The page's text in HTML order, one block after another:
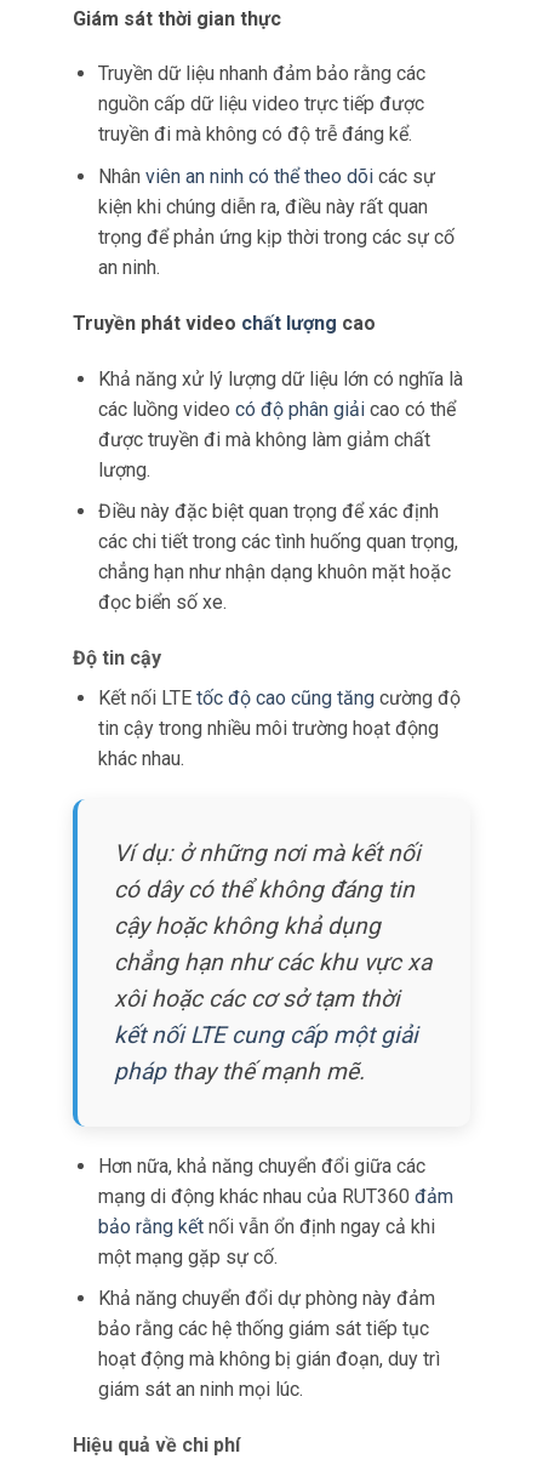
Điều này đảm bảo rằng không có kết nối nào
bị quá tải trong khi các kết nối khác vẫn
chưa được sử dụng hết.
Tối ưu hóa băng thông
Bằng cách cân bằng tải trên nhiều kết nối,
các công ty bảo mật có thể tối ưu hóa việc
sử dụng băng thông của họ.
chuyên sâu, chẳng hạn như phát trực tuyến
video độ
nét cao.
Vì vậy có thể quản lý hiệu quả hơn mà không
gây chậm hoặc gián đoạn.
Trong môi trường có nhiều thiết bị truyền dữ
liệu đồng thời, cân bằng tải giúp duy trì độ
tin cậy của hệ thống.
Nếu một kết nối gặp sự cố, bộ định tuyến có
các kết nối thay thế, đảm
bảo hệ thống
CCTV hoạt động liên tục.
Tiết kiệm chi phí
Giảm tình trạng vượt quá dữ liệu
Bằng cách quản lý cách dữ liệu được sử
dụng trên các kết nối khác nhau, các công ty
có thể giảm thiểu rủi ro vượt quá giới hạn
băngthông do nhà cung cấp dịch vụáp đặt.
Điều này không chỉ giúp tránh phí vượt quá
tốn kém mà còn cho phép các tổ chức lựa
chọn các gói dữ liệu tiết kiệm chi phí hơn.
Khi nhu cầu bảo mật tăng lên, cân bằng tải
cho phép các công ty thêm nhiềuthiết bị hơn
hoặc nâng cấp hệ thống
làm tăng chi phí hoạt động tương ứng.
Bằng cáchquản lýhiệu quả các nguồn lực
hiện có, các doanh nghiệp có thể mở rộng
hoạt động của mình trong khi vẫn kiểm soát